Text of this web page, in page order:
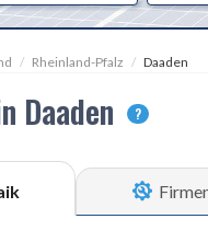
Rheinland-Pfalz Daaden
Daaden ?